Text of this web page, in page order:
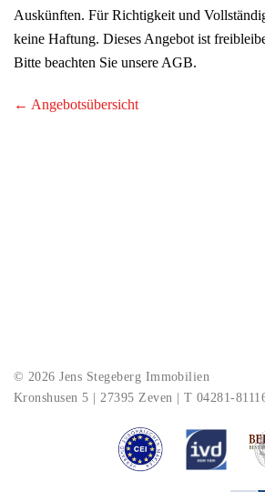
Auskünften. Für Richtigkeit und
keine Haftung. Dieses Angebot ist
Bitte beachten Sie unsere AGB.
← Angebotsübersicht
© 2026 Jens Stegeberg Immobilien
Kronshusen 5 | 27395 Zeven | T 04281-